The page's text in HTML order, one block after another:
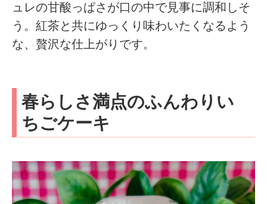
ュレの甘酸っぱさが口の中で見事に調和しそ
う。紅茶と共にゆっくり味わいたくなるよう
な、贅沢な仕上がりです。
春らしさ満点のふんわりい
ちごケーキ